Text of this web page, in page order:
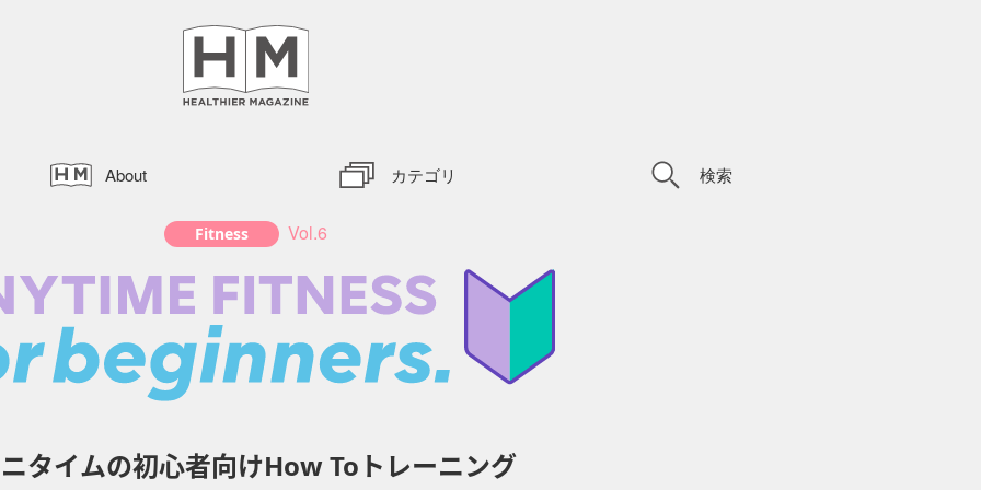
About カテゴリ 検索
Fitness Vol.6
タイムの初心者向けHow Toトレーニング